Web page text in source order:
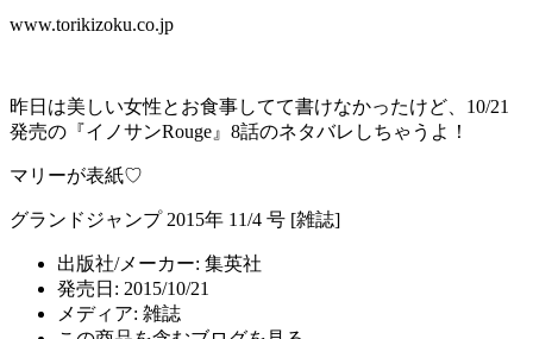
www.torikizoku.co.jp
昨日は美しい女性とお食事してて書けなかったけど、10/21
発売の『イノサンRouge』8話のネタバレしちゃうよ！
マリーが表紙♡
グランドジャンプ 2015年 11/4 号 [雑誌]
出版社/メーカー: 集英社
発売日: 2015/10/21
メディア: 雑誌